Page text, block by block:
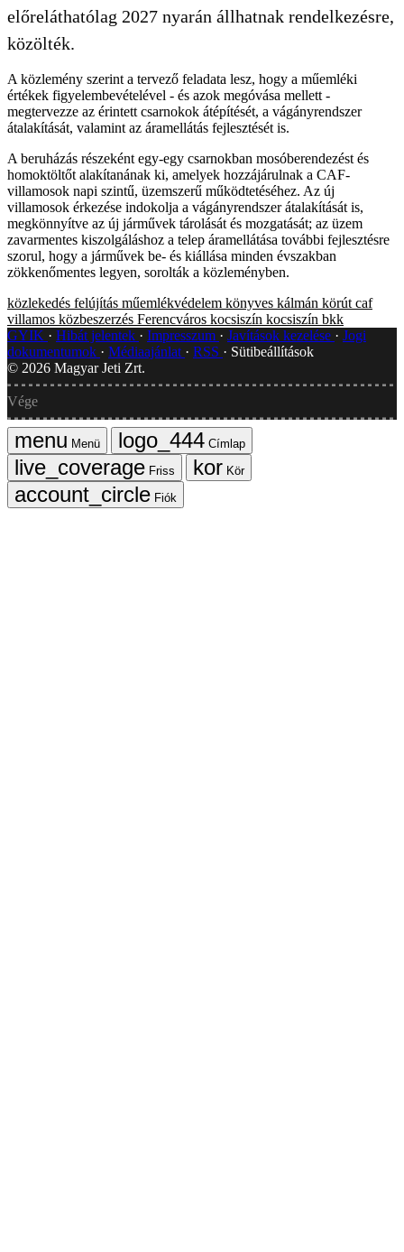
előreláthatólag 2027 nyarán állhatnak rendelkezésre,
közölték.
A közlemény szerint a tervező feladata lesz, hogy a műemléki
értékek figyelembevételével - és azok megóvása mellett -
megtervezze az érintett csarnokok átépítését, a vágányrendszer
átalakítását, valamint az áramellátás fejlesztését is.
A beruházás részeként egy-egy csarnokban mosóberendezést és
homoktöltőt alakítanának ki, amelyek hozzájárulnak a CAF-
villamosok napi szintű, üzemszerű működtetéséhez. Az új
villamosok érkezése indokolja a vágányrendszer átalakítását is,
megkönnyítve az új járművek tárolását és mozgatását; az üzem
zavarmentes kiszolgáláshoz a telep áramellátása további fejlesztésre
szorul, hogy a járművek be- és kiállása minden évszakban
zökkenőmentes legyen, sorolták a közleményben.
közlekedés felújítás műemlékvédelem könyves kálmán körút caf
villamos közbeszerzés Ferencváros kocsiszín kocsiszín bkk
GYIK
Hibát jelentek Impresszum Javítások kezelése
Jogi
dokumentumok
Médiaajánlat RSS
Sütibeállítások
© 2026 Magyar Jeti Zrt.
Vége
Menü
Címlap
Friss
Kör
Fiók